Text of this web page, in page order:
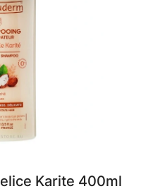
Karite 400ml